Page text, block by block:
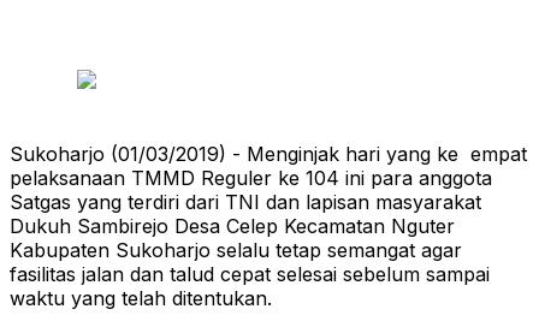
Sukoharjo (01/03/2019) - Menginjak hari yang ke empat
pelaksanaan TMMD Reguler ke 104 ini para anggota
Satgas yang terdiri dari TNI dan lapisan masyarakat
Dukuh Sambirejo Desa Celep Kecamatan Nguter
Kabupaten Sukoharjo selalu tetap semangat agar
fasilitas jalan dan talud cepat selesai sebelum sampai
waktu yang telah ditentukan.